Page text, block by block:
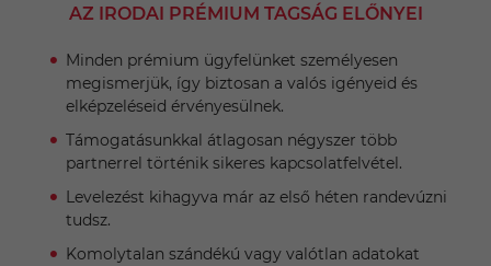
AZ IRODAI PRÉMIUM TAGSÁG ELŐNYEI
Minden prémium ügyfelünket személyesen
megismerjük, így biztosan a valós igényeid és
elképzeléseid érvényesülnek.
Támogatásunkkal átlagosan négyszer több
partnerrel történik sikeres kapcsolatfelvétel.
Levelezést kihagyva már az első héten randevúzni
tudsz.
Komolytalan szándékú vagy valótlan adatokat